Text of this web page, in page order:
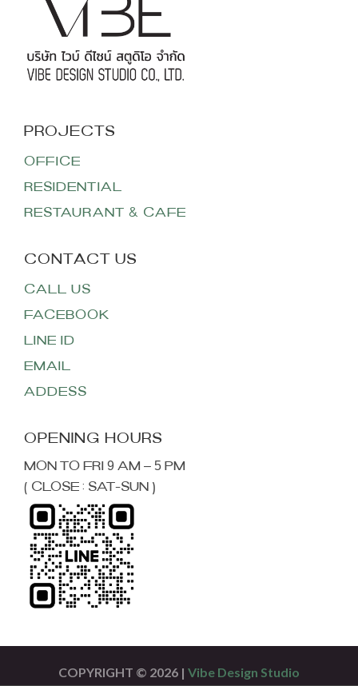
OFFICE
RESIDENTIAL
RESTAURANT & CAFE
CALL US
FACEBOOK
LINE ID
EMAIL
ADDESS
MON TO FRI 9 AM – 5 PM
( CLOSE : SAT-SUN )
COPYRIGHT © 2026 | Vibe Design Studio